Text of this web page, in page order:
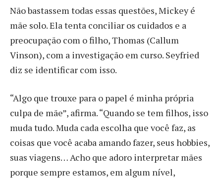
Não bastassem todas essas questões, Mickey é
mãe solo. Ela tenta conciliar os cuidados e a
preocupação com o filho, Thomas (Callum
Vinson), com a investigação em curso. Seyfried
diz se identificar com isso.
“Algo que trouxe para o papel é minha própria
culpa de mãe”, afirma. “Quando se tem filhos, isso
muda tudo. Muda cada escolha que você faz, as
coisas que você acaba amando fazer, seus hobbies,
suas viagens… Acho que adoro interpretar mães
porque sempre estamos, em algum nível,